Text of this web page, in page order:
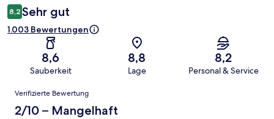
8,2 Sehr gut
1.003 Bewertungen
8,6
Sauberkeit
8,8
Lage
8,2
Personal & Service
Bewertungen
Verifizierte Bewertung
2/10 – Mangelhaft